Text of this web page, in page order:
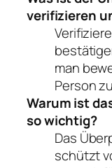
verifizieren
man
Person
Warum ist
so wichtig?
Das
schützt